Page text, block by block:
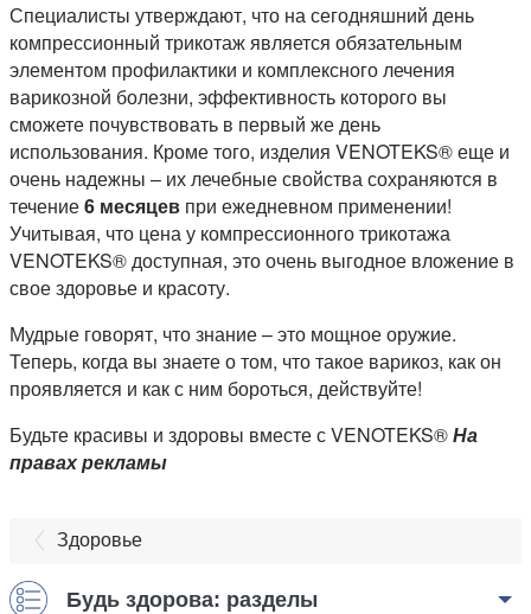
Специалисты утверждают, что на сегодняшний день
компрессионный трикотаж является обязательным
элементом профилактики и комплексного лечения
варикозной болезни, эффективность которого вы
сможете почувствовать в первый же день
использования. Кроме того, изделия VENOTEKS® еще и
очень надежны – их лечебные свойства сохраняются в
течение6 месяцев при ежедневном применении!
Учитывая, что цена у компрессионного трикотажа
VENOTEKS® доступная, это очень выгодное вложение в
свое здоровье и красоту.
Мудрые говорят, что знание – это мощное оружие.
Теперь, когда вы знаете о том, что такое варикоз, как он
проявляется и как с ним бороться, действуйте!
Будьте красивы и здоровы вместе с VENOTEKS®На
правах рекламы
Здоровье
Будь здорова: разделы